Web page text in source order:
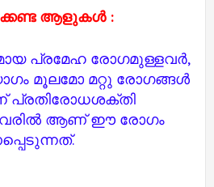
ആളുകൾ :
പ്രമേഹ രോഗമുള്ളവർ,
മൂലമോ മറ്റു രോഗങ്ങൾ
പ്രതിരോധശക്തി
ആണ് ഈ രോഗം